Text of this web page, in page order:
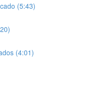
(5:43)
(4:01)